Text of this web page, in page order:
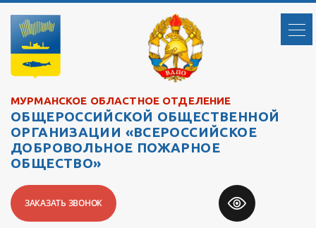
МУРМАНСКОЕ ОБЛАСТНОЕ ОТДЕЛЕНИЕ
ОБЩЕРОССИЙСКОЙ ОБЩЕСТВЕННОЙ
ОРГАНИЗАЦИИ «ВСЕРОССИЙСКОЕ
ДОБРОВОЛЬНОЕ ПОЖАРНОЕ
ОБЩЕСТВО»
ЗАКАЗАТЬ ЗВОНОК